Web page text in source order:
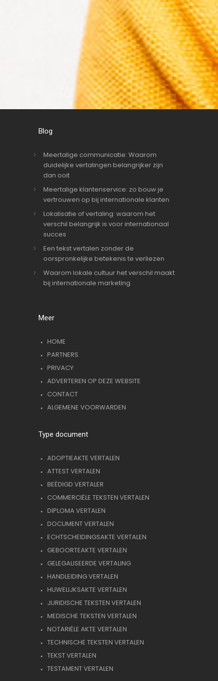
Blog
Meertalige communicatie: Waarom
duidelijke vertalingen belangrijker zijn
dan ooit
Meertalige klantenservice: zo bouw je
vertrouwen op bij internationale klanten
Lokalisatie of vertaling: waarom het
verschil belangrijk is voor internationaal
succes
Een tekst vertalen zonder de
oorspronkelijke betekenis te verliezen
Waarom lokale cultuur het verschil maakt
bij internationale marketing
Meer
HOME
PARTNERS
PRIVACY
ADVERTEREN OP DEZE WEBSITE
CONTACT
ALGEMENE VOORWARDEN
Type document
ADOPTIEAKTE VERTALEN
ATTEST VERTALEN
BEËDIGD VERTALER
COMMERCIËLE TEKSTEN VERTALEN
DIPLOMA VERTALEN
DOCUMENT VERTALEN
ECHTSCHEIDINGSAKTE VERTALEN
GEBOORTEAKTE VERTALEN
GELEGALISEERDE VERTALING
HANDLEIDING VERTALEN
HUWELIJKSAKTE VERTALEN
JURIDISCHE TEKSTEN VERTALEN
MEDISCHE TEKSTEN VERTALEN
NOTARIËLE AKTE VERTALEN
TECHNISCHE TEKSTEN VERTALEN
TEKST VERTALEN
TESTAMENT VERTALEN